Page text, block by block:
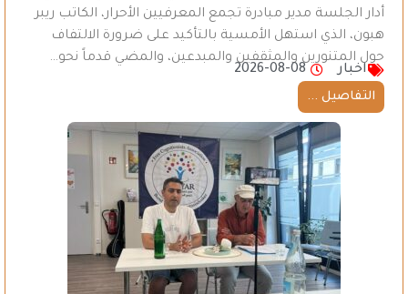
أدار الجلسة مدير مبادرة تجمع المعرفيين الأحرار، الكاتب ريبر
هبون، الذي استهل الأمسية بالتأكيد على ضرورة الالتفاف
حول المتنورين والمثقفين والمبدعين، والمضي قدماً نحو…
اخبار
2026-08-08
التفاصيل ...